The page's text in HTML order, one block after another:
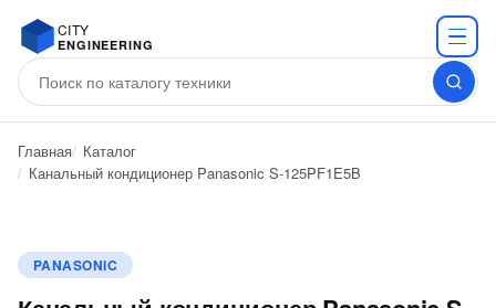
CITY
ENGINEERING
Главная Каталог
Канальный кондиционер Panasonic S-125PF1E5B
PANASONIC